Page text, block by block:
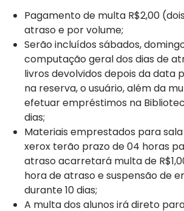
Pagamento de multa R$2,00
atraso e por volume;
Serão incluídos sábados,
computação geral dos dias de
livros devolvidos depois da data
na reserva, o usuário, além da
efetuar empréstimos na
dias;
Materiais emprestados para
xerox terão prazo de 04 horas
atraso acarretará multa de
hora de atraso e suspensão de
durante 10 dias;
A multa dos alunos irá direto